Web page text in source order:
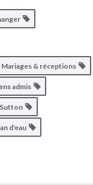
Mariages & réceptions
admis
d'eau